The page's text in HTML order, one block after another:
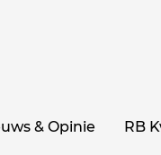
& Opinie RB